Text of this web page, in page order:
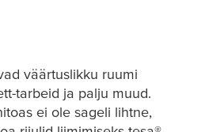
väärtuslikku ruumi
tarbeid ja palju muud.
ei ole sageli lihtne,